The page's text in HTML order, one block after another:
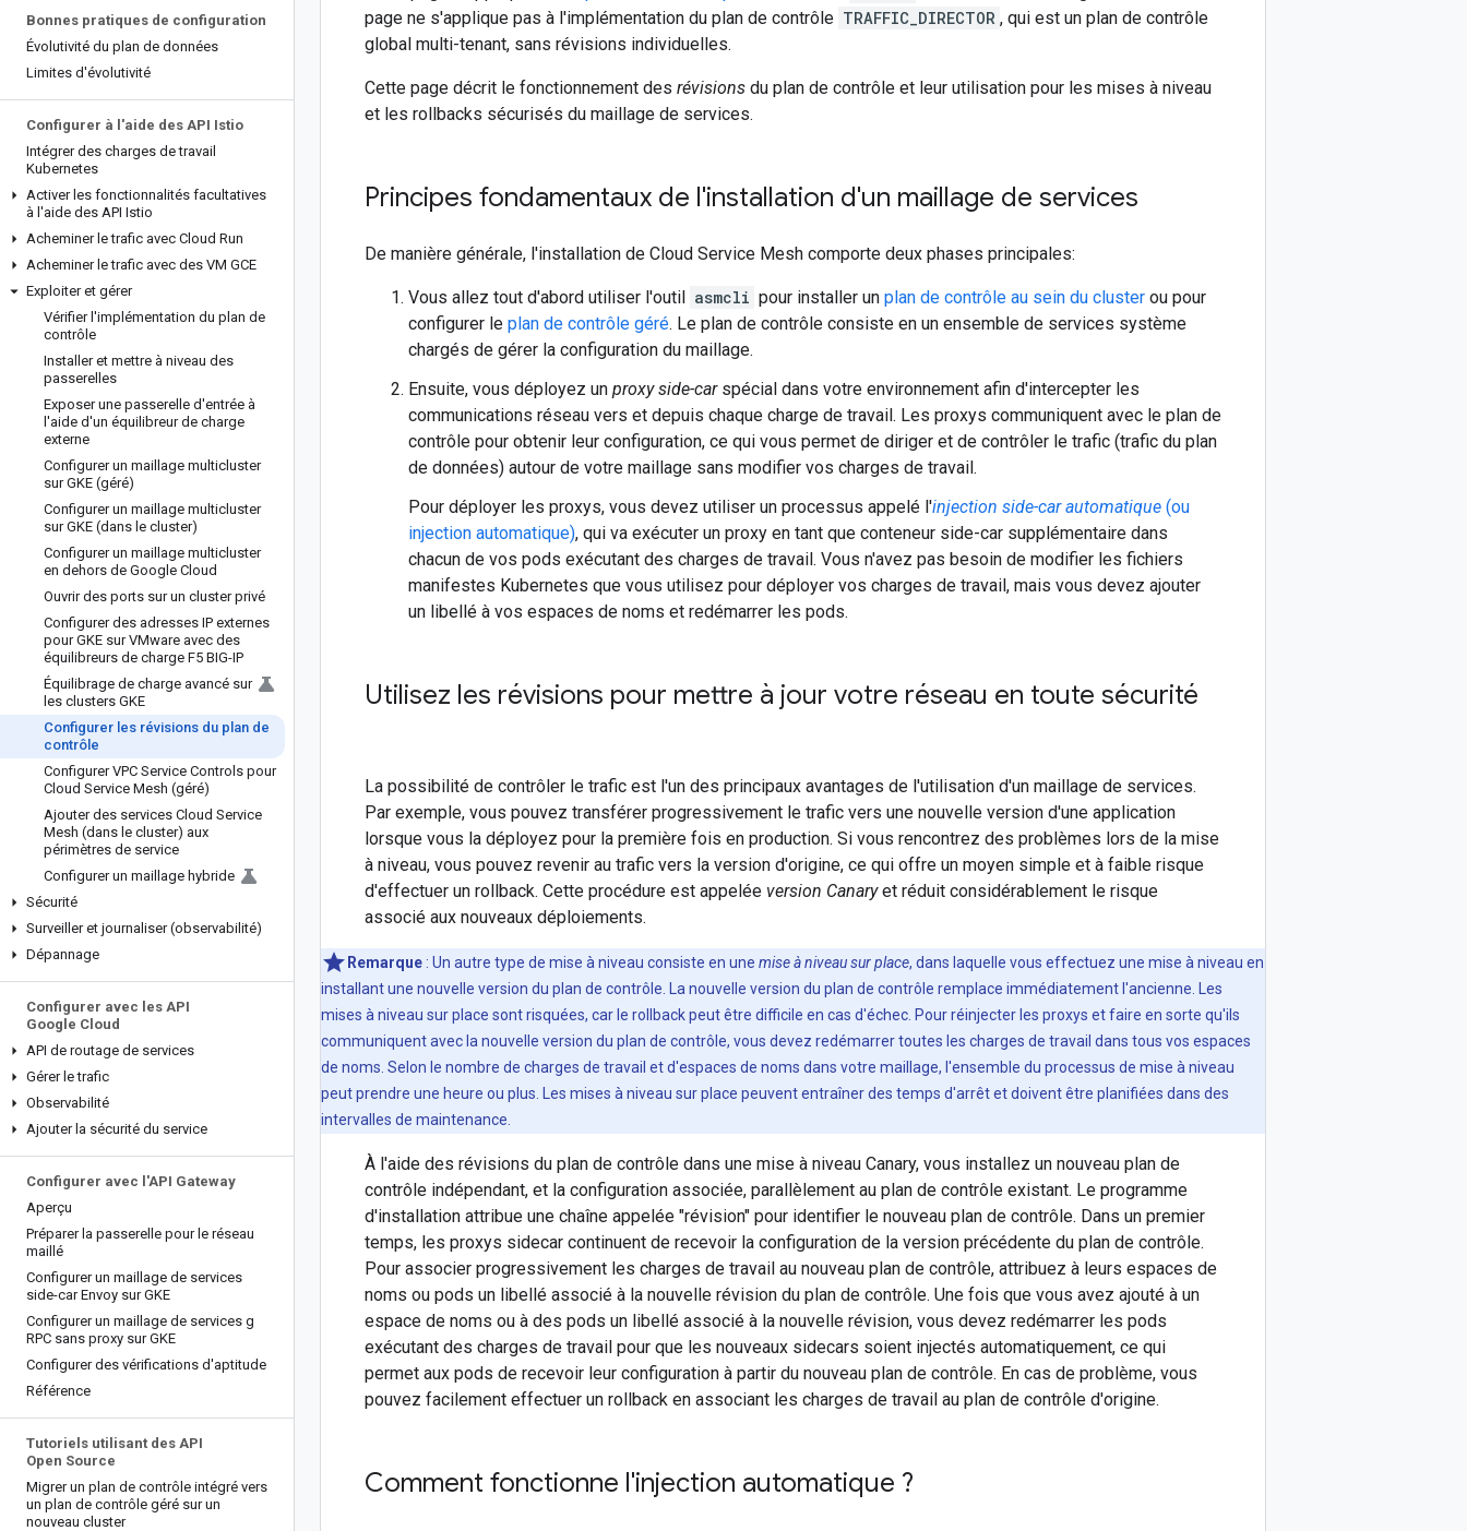
Bonnes pratiques de configuration
Évolutivité du plan de données
Limites d'évolutivité
Configurer à l'aide des API Istio
Intégrer des charges de travail
Kubernetes
Activer les fonctionnalités facultatives
à l'aide des API Istio
Acheminer le trafic avec Cloud Run
Acheminer le trafic avec des VM GCE
Exploiter et gérer
Vérifier l'implémentation du plan de
contrôle
Installer et mettre à niveau des
passerelles
Exposer une passerelle d'entrée à
l'aide d'un équilibreur de charge
externe
Configurer un maillage multicluster
sur GKE (géré)
Configurer un maillage multicluster
sur GKE (dans le cluster)
Configurer un maillage multicluster
en dehors de Google Cloud
Ouvrir des ports sur un cluster privé
Configurer des adresses IP externes
pour GKE sur VMware avec des
équilibreurs de charge F5 BIG-IP
Équilibrage de charge avancé sur
les clusters GKE
Configurer les révisions du plan de
contrôle
Configurer VPC Service Controls pour
Cloud Service Mesh (géré)
Ajouter des services Cloud Service
Mesh (dans le cluster) aux
périmètres de service
Configurer un maillage hybride
Sécurité
Surveiller et journaliser (observabilité)
Dépannage
Configurer avec les API
Google Cloud
API de routage de services
Gérer le trafic
Observabilité
Ajouter la sécurité du service
Configurer avec l'API Gateway
Aperçu
Préparer la passerelle pour le réseau
maillé
Configurer un maillage de services
side-car Envoy sur GKE
Configurer un maillage de services g
RPC sans proxy sur GKE
Configurer des vérifications d'aptitude
Référence
Tutoriels utilisant des API
Open Source
Migrer un plan de contrôle intégré vers
un plan de contrôle géré sur un
nouveau cluster
page ne s'applique pas à l'implémentation du plan de contrôle TRAFFIC_DIRECTOR , qui est un plan de contrôle
global multi-tenant, sans révisions individuelles.
Cette page décrit le fonctionnement des révisions du plan de contrôle et leur utilisation pour les mises à niveau
et les rollbacks sécurisés du maillage de services.
Principes fondamentaux de l'installation d'un maillage de services
De manière générale, l'installation de Cloud Service Mesh comporte deux phases principales:
Vous allez tout d'abord utiliser l'outil asmcli pour installer un plan de contrôle au sein du cluster ou pour
configurer le plan de contrôle géré. Le plan de contrôle consiste en un ensemble de services système
chargés de gérer la configuration du maillage.
Ensuite, vous déployez un proxy side-carspécial dans votre environnement afin d'intercepter les
communications réseau vers et depuis chaque charge de travail. Les proxys communiquent avec le plan de
contrôle pour obtenir leur configuration, ce qui vous permet de diriger et de contrôler le trafic (trafic du plan
de données) autour de votre maillage sans modifier vos charges de travail.
Pour déployer les proxys, vous devez utiliser un processus appelé l'injection side-car automatique (ou
injection automatique), qui va exécuter un proxy en tant que conteneur side-car supplémentaire dans
chacun de vos pods exécutant des charges de travail. Vous n'avez pas besoin de modifier les fichiers
manifestes Kubernetes que vous utilisez pour déployer vos charges de travail, mais vous devez ajouter
un libellé à vos espaces de noms et redémarrer les pods.
Utilisez les révisions pour mettre à jour votre réseau en toute sécurité
La possibilité de contrôler le trafic est l'un des principaux avantages de l'utilisation d'un maillage de services.
Par exemple, vous pouvez transférer progressivement le trafic vers une nouvelle version d'une application
lorsque vous la déployez pour la première fois en production. Si vous rencontrez des problèmes lors de la mise
à niveau, vous pouvez revenir au trafic vers la version d'origine, ce qui offre un moyen simple et à faible risque
d'effectuer un rollback. Cette procédure est appelée version Canaryet réduit considérablement le risque
associé aux nouveaux déploiements.
Remarque : Un autre type de mise à niveau consiste en une mise à niveau sur place, dans laquelle vous effectuez une mise à niveau en
installant une nouvelle version du plan de contrôle. La nouvelle version du plan de contrôle remplace immédiatement l'ancienne. Les
mises à niveau sur place sont risquées, car le rollback peut être difficile en cas d'échec. Pour réinjecter les proxys et faire en sorte qu'ils
communiquent avec la nouvelle version du plan de contrôle, vous devez redémarrer toutes les charges de travail dans tous vos espaces
de noms. Selon le nombre de charges de travail et d'espaces de noms dans votre maillage, l'ensemble du processus de mise à niveau
peut prendre une heure ou plus. Les mises à niveau sur place peuvent entraîner des temps d'arrêt et doivent être planifiées dans des
intervalles de maintenance.
À l'aide des révisions du plan de contrôle dans une mise à niveau Canary, vous installez un nouveau plan de
contrôle indépendant, et la configuration associée, parallèlement au plan de contrôle existant. Le programme
d'installation attribue une chaîne appelée "révision" pour identifier le nouveau plan de contrôle. Dans un premier
temps, les proxys sidecar continuent de recevoir la configuration de la version précédente du plan de contrôle.
Pour associer progressivement les charges de travail au nouveau plan de contrôle, attribuez à leurs espaces de
noms ou pods un libellé associé à la nouvelle révision du plan de contrôle. Une fois que vous avez ajouté à un
espace de noms ou à des pods un libellé associé à la nouvelle révision, vous devez redémarrer les pods
exécutant des charges de travail pour que les nouveaux sidecars soient injectés automatiquement, ce qui
permet aux pods de recevoir leur configuration à partir du nouveau plan de contrôle. En cas de problème, vous
pouvez facilement effectuer un rollback en associant les charges de travail au plan de contrôle d'origine.
Comment fonctionne l'injection automatique ?